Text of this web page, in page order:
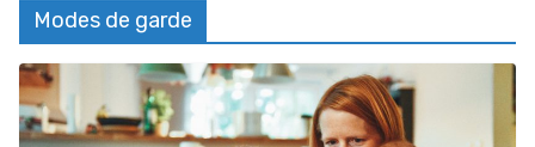
Modes de garde